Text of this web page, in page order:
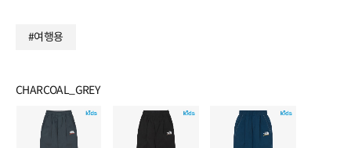
#여행용
CHARCOAL_GREY